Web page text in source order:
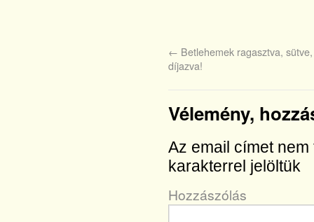
← Betlehemek ragasztva,
díjazva!
Vélemény,
Az email címet
karakterrel jelöltük
Hozzászólás